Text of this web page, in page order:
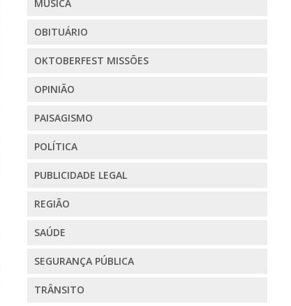
MÚSICA
OBITUÁRIO
OKTOBERFEST MISSÕES
OPINIÃO
PAISAGISMO
POLÍTICA
PUBLICIDADE LEGAL
REGIÃO
SAÚDE
SEGURANÇA PÚBLICA
TRÂNSITO